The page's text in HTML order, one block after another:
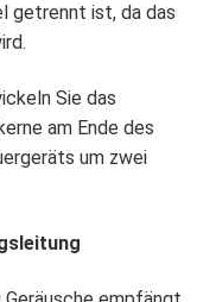
getrennt ist, da das
Sie das
am Ende des
um zwei